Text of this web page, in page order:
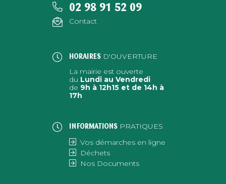
02 98 91 52 09
Contact
HORAIRES D'OUVERTURE
La mairie est ouverte
du Lundi au Vendredi
de 9h à 12h15 et de 14h à
17h
INFORMATIONS PRATIQUES
Vos démarches en ligne
Déchets
Nos Documents